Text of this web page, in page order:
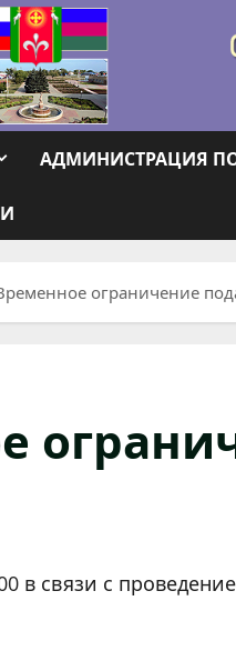
АДМИНИСТРАЦИЯ
ограничение
в связи с